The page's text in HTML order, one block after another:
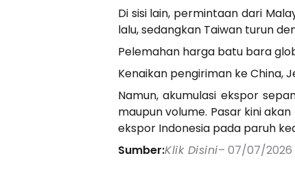
Di sisi lain, permintaan dari
lalu, sedangkan Taiwan turun
Pelemahan harga batu bara
Kenaikan pengiriman ke China,
Namun, akumulasi ekspor
maupun volume. Pasar kini
ekspor Indonesia pada paruh
Sumber:Klik Disini– 07/07/2026